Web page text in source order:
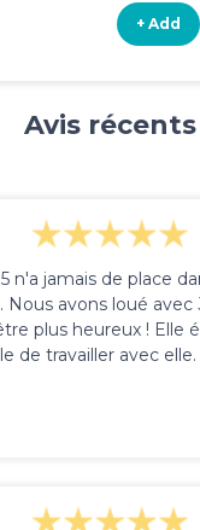
+ Add
Avis récents
n'a jamais de place
Nous avons loué avec
plus heureux ! Elle
de travailler avec